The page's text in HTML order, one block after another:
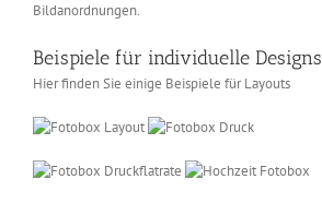
Bildanordnungen.
Beispiele für individuelle Designs
Hier finden Sie einige Beispiele für Layouts